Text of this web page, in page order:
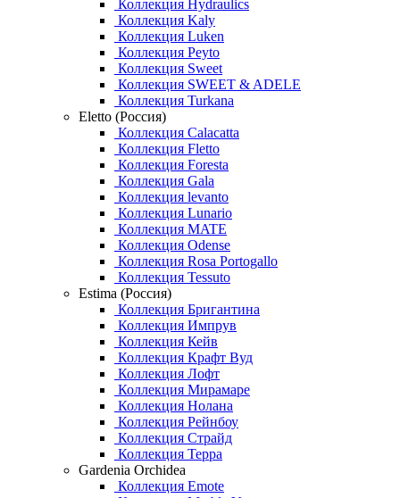
Коллекция Hydraulics
Коллекция Kaly
Коллекция Luken
Коллекция Peyto
Коллекция Sweet
Коллекция SWEET & ADELE
Коллекция Turkana
Eletto (Россия)
Коллекция Calacatta
Коллекция Fletto
Коллекция Foresta
Коллекция Gala
Коллекция levanto
Коллекция Lunario
Коллекция MATE
Коллекция Odense
Коллекция Rosa Portogallo
Коллекция Tessuto
Estima (Россия)
Коллекция Бригантина
Коллекция Импрув
Коллекция Кейв
Коллекция Крафт Вуд
Коллекция Лофт
Коллекция Мирамаре
Коллекция Нолана
Коллекция Рейнбоу
Коллекция Страйд
Коллекция Терра
Gardenia Orchidea
Коллекция Emote